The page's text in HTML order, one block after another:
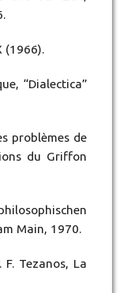
(1966).
“Dialectica”
problèmes de
du Griffon
Main, 1970.
Tezanos, La